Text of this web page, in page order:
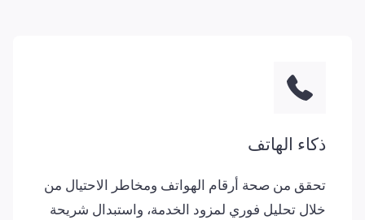
ذكاء الهاتف
تحقق من صحة أرقام الهواتف ومخاطر الاحتيال من
خلال تحليل فوري لمزود الخدمة، واستبدال شريحة